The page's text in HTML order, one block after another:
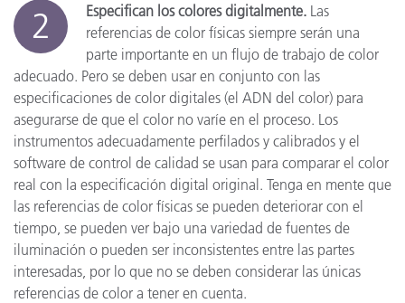
2 Especifican los colores digitalmente. Las
referencias de color físicas siempre serán una
parte importante en un flujo de trabajo de color
adecuado. Pero se deben usar en conjunto con las
especificaciones de color digitales (el ADN del color) para
asegurarse de que el color no varíe en el proceso. Los
instrumentos adecuadamente perfilados y calibrados y el
software de control de calidad se usan para comparar el color
real con la especificación digital original. Tenga en mente que
las referencias de color físicas se pueden deteriorar con el
tiempo, se pueden ver bajo una variedad de fuentes de
iluminación o pueden ser inconsistentes entre las partes
interesadas, por lo que no se deben considerar las únicas
referencias de color a tener en cuenta.